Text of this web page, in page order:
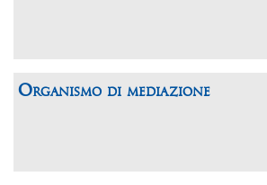
Organismo di mediazione